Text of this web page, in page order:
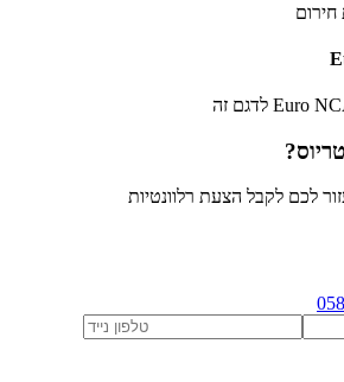
?
לכם לקבל הצעת רלוונטיות